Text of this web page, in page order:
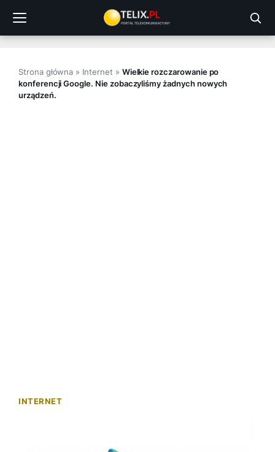
treści
Strona główna » Internet » Wielkie rozczarowanie po
konferencji Google. Nie zobaczyliśmy żadnych nowych
urządzeń.
INTERNET